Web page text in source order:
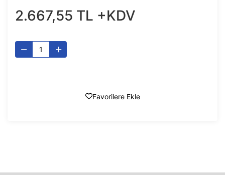
2.667,55 TL +KDV
Favorilere Ekle